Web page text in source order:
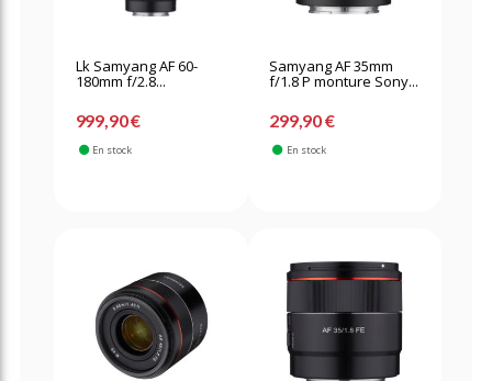
Lk Samyang AF 60-
180mm f/2.8...
999,90 €
En stock
Samyang AF 35mm
f/1.8 P monture Sony...
299,90 €
En stock